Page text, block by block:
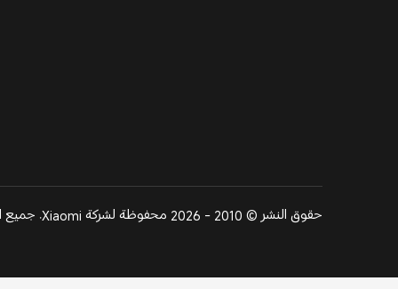
حقوق النشر © 2010 - 2026 محفوظة لشركة Xiaomi. جميع الحقوق محفوظة